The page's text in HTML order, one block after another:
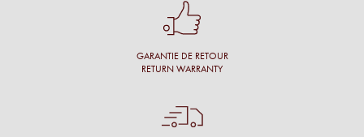
Conseil personnalisé et surtout une proposition de montures
de l’opticien et beaucoup de conscience professionnelle.
GARANTIE DE RETOUR
RETURN WARRANTY